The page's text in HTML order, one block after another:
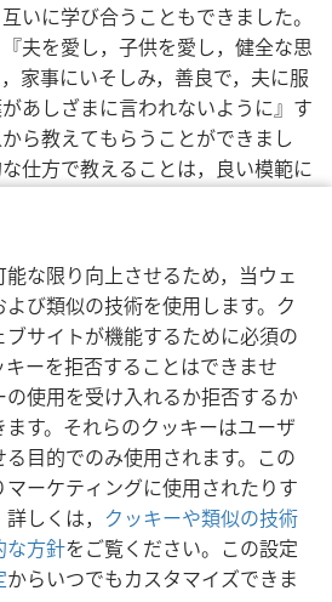
な限り向上させるため，当ウェ
び類似の技術を使用します。ク
サイトが機能するために必須の
ーを拒否することはできませ
使用を受け入れるか拒否するか
す。それらのクッキーはユーザ
目的でのみ使用されます。この
ーケティングに使用されたりす
しくは， クッキーや類似の技術
な方針をご覧ください。この設定
からいつでもカスタマイズできま
いに学び合うこともできました。
夫を愛し，子供を愛し，健全な思
家事にいそしみ，善良で，夫に服
あしざまに言われないように』す
ら教えてもらうことができまし
仕方で教えることは，良い模範に
シェアする 設定
Bible and Tract Society of Pennsylvania
する方針 プライバシー設定
JW.ORG
ログイン